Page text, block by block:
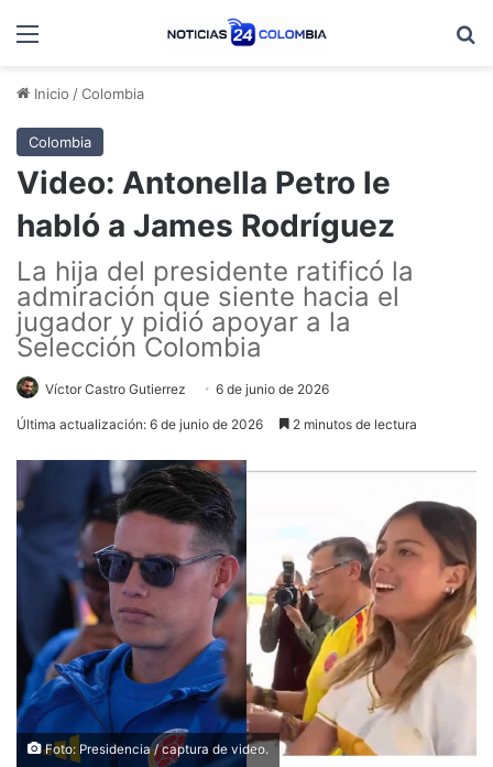
Menú
Inicio /Colombia
Colombia
Video: Antonella Petro le
habló a James Rodríguez
La hija del presidente ratificó la
admiración que siente hacia el
jugador y pidió apoyar a la
Selección Colombia
Víctor Castro Gutierrez 6 de junio de 2026
Última actualización: 6 de junio de 2026 2 minutos de lectura
Foto: Presidencia / captura de video.